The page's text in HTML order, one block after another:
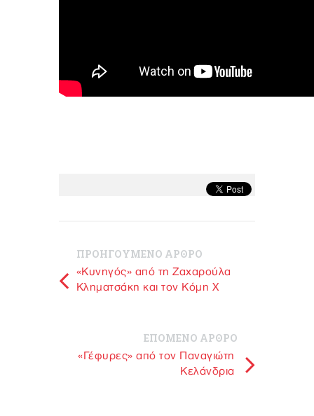
ΠΡΟΗΓΟΥΜΕΝΟ ΑΡΘΡΟ
«Κυνηγός» από τη Ζαχαρούλα
Κληματσάκη και τον Κόμη Χ
ΕΠΟΜΕΝΟ ΑΡΘΡΟ
«Γέφυρες» από τον Παναγιώτη
Κελάνδρια